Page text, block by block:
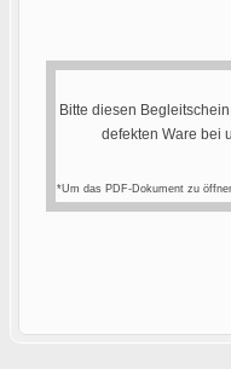
Bitte diesen
defekten Ware bei
*Um das PDF-Dokument zu